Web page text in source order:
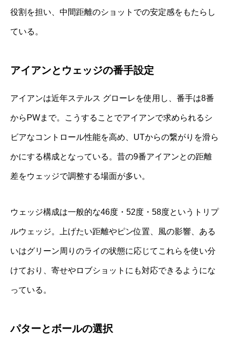
役割を担い、中間距離のショットでの安定感をもたらし
ている。
アイアンとウェッジの番手設定
アイアンは近年ステルス グローレを使用し、番手は8番
からPWまで。こうすることでアイアンで求められるシ
ビアなコントロール性能を高め、UTからの繋がりを滑ら
かにする構成となっている。昔の9番アイアンとの距離
差をウェッジで調整する場面が多い。
ウェッジ構成は一般的な46度・52度・58度というトリプ
ルウェッジ。上げたい距離やピン位置、風の影響、ある
いはグリーン周りのライの状態に応じてこれらを使い分
けており、寄せやロブショットにも対応できるようにな
っている。
パターとボールの選択